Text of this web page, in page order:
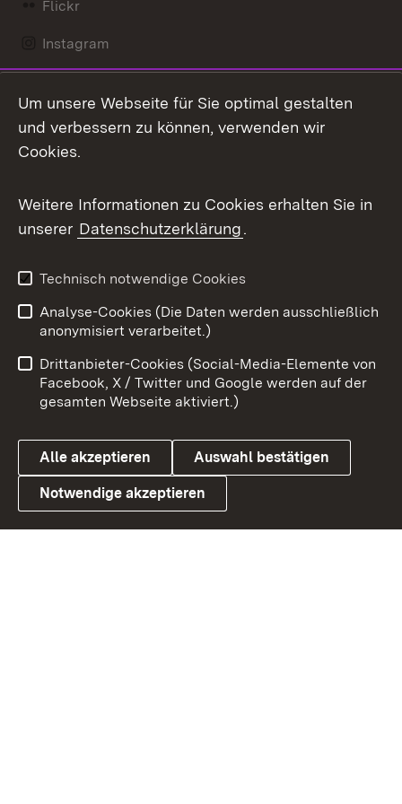
Flickr
Instagram
Mastodon
Messenger
Social Wall
X / Twitter
Youtube
Link zum Landesportal
Benutzungshinweise
Barrierefreiheit
Datenschutz
Cookies
Um unsere Webseite für Sie optimal gestalten
und verbessern zu können, verwenden wir
Cookies.
Weitere Informationen zu Cookies erhalten Sie in
unserer Datenschutzerklärung.
Technisch notwendige Cookies
Analyse-Cookies (Die Daten werden ausschließlich
anonymisiert verarbeitet.)
Drittanbieter-Cookies (Social-Media-Elemente von
Facebook, X / Twitter und Google werden auf der
gesamten Webseite aktiviert.)
Alle akzeptieren Auswahl bestätigen
Notwendige akzeptieren